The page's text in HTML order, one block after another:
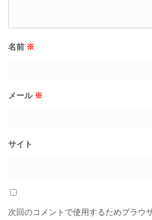
名前 ※
メール ※
サイト
次回のコメントで使用するためブラウ